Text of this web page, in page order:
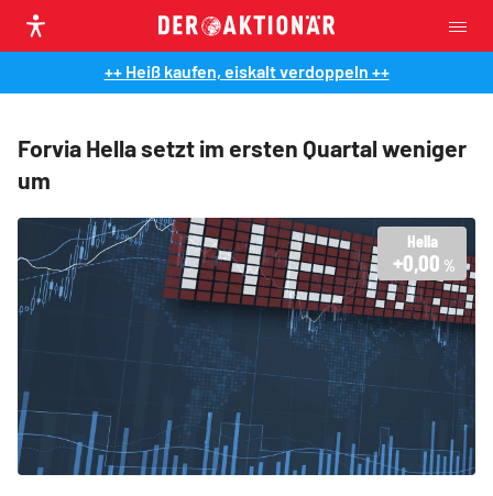
++ Heiß kaufen, eiskalt verdoppeln ++
Forvia Hella setzt im ersten Quartal weniger
um
Hella
+0,00 %